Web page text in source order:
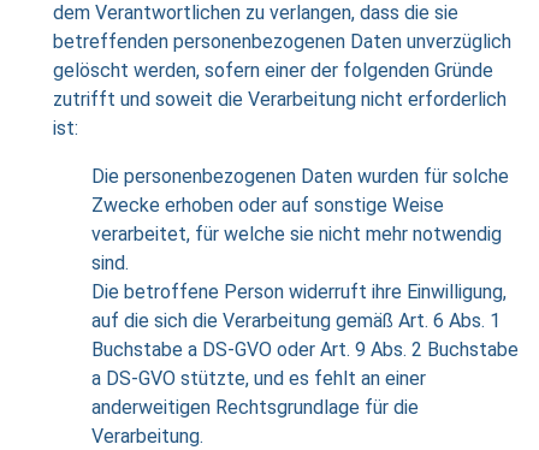
dem Verantwortlichen zu verlangen, dass die sie
betreffenden personenbezogenen Daten unverzüglich
gelöscht werden, sofern einer der folgenden Gründe
zutrifft und soweit die Verarbeitung nicht erforderlich
ist:
Die personenbezogenen Daten wurden für solche
Zwecke erhoben oder auf sonstige Weise
verarbeitet, für welche sie nicht mehr notwendig
sind.
Die betroffene Person widerruft ihre Einwilligung,
auf die sich die Verarbeitung gemäß Art. 6 Abs. 1
Buchstabe a DS-GVO oder Art. 9 Abs. 2 Buchstabe
a DS-GVO stützte, und es fehlt an einer
anderweitigen Rechtsgrundlage für die
Verarbeitung.